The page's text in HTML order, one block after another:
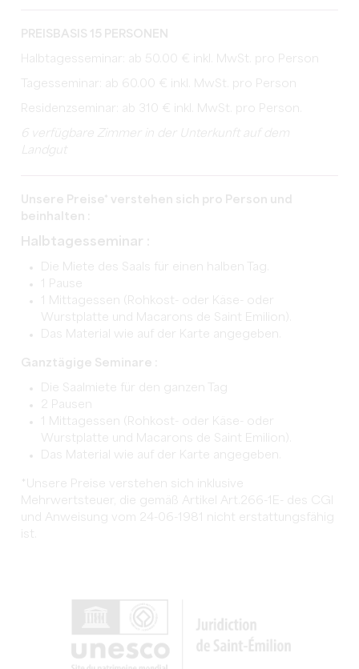
PREISBASIS 15 PERSONEN
Halbtagesseminar: ab 50.00 € inkl. MwSt. pro Person
Tagesseminar: ab 60.00 € inkl. MwSt. pro Person
Residenzseminar: ab 310 € inkl. MwSt. pro Person.
6 verfügbare Zimmer in der Unterkunft auf dem
Landgut
Unsere Preise* verstehen sich pro Person und
beinhalten :
Halbtagesseminar :
Die Miete des Saals für einen halben Tag.
1 Pause
1 Mittagessen (Rohkost- oder Käse- oder
Wurstplatte und Macarons de Saint Emilion).
Das Material wie auf der Karte angegeben.
Ganztägige Seminare :
Die Saalmiete für den ganzen Tag
2 Pausen
1 Mittagessen (Rohkost- oder Käse- oder
Wurstplatte und Macarons de Saint Emilion).
Das Material wie auf der Karte angegeben.
*Unsere Preise verstehen sich inklusive
Mehrwertsteuer, die gemäß Artikel Art.266-1E- des CGI
und Anweisung vom 24-06-1981 nicht erstattungsfähig
ist.